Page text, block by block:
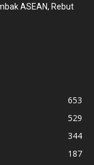
ASEAN, Rebut
653
529
344
187